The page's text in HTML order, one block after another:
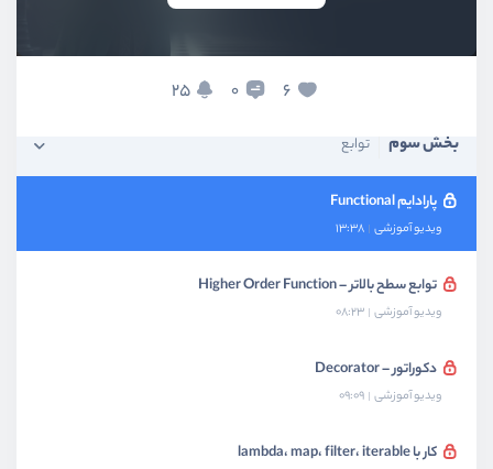
6
0
25
بخش سوم توابع
پارادایم Functional
ویدیو آموزشی 13:38
توابع سطح بالاتر – Higher Order Function
ویدیو آموزشی 08:23
دکوراتور – Decorator
ویدیو آموزشی 09:09
کار با lambda، map، filter، iterable